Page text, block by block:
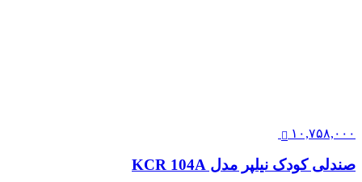
۱۰,۷۵۸,۰۰۰
صندلی کودک نیلپر مدل KCR 104A